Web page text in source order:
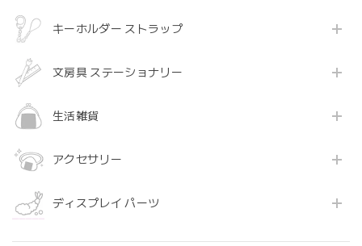
キーホルダー ストラップ
文房具 ステーショナリー
生活雑貨
アクセサリー
ディスプレイ パーツ